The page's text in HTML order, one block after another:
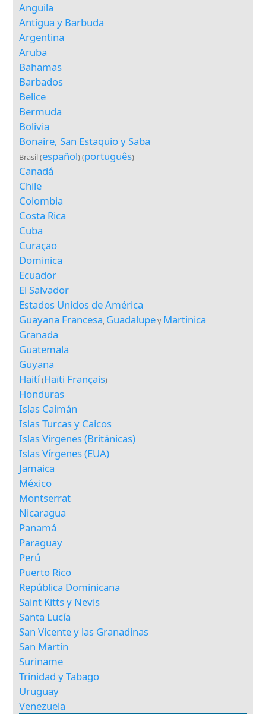
Anguila
Antigua y Barbuda
Argentina
Aruba
Bahamas
Barbados
Belice
Bermuda
Bolivia
Bonaire, San Estaquio y Saba
Brasil (español) (português)
Canadá
Chile
Colombia
Costa Rica
Cuba
Curaçao
Dominica
Ecuador
El Salvador
Estados Unidos de América
Guayana Francesa, Guadalupey Martinica
Granada
Guatemala
Guyana
Haití(Haïti Français)
Honduras
Islas Caimán
Islas Turcas y Caicos
Islas Vírgenes (Británicas)
Islas Vírgenes (EUA)
Jamaica
México
Montserrat
Nicaragua
Panamá
Paraguay
Perú
Puerto Rico
República Dominicana
Saint Kitts y Nevis
Santa Lucía
San Vicente y las Granadinas
San Martín
Suriname
Trinidad y Tabago
Uruguay
Venezuela